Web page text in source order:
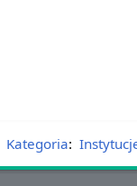
Kategoria: